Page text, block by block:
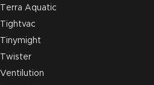
Terra Aquatic
Tightvac
Tinymight
Twister
Ventilution